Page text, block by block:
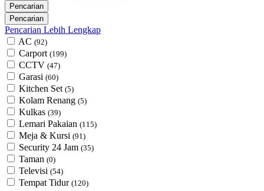
Pencarian Lebih Lengkap
AC (92)
Carport (199)
CCTV (47)
Garasi (60)
Kitchen Set (5)
Kolam Renang (5)
Kulkas (39)
Lemari Pakaian (115)
Meja & Kursi (91)
Security 24 Jam (35)
Taman (0)
Televisi (54)
Tempat Tidur (120)